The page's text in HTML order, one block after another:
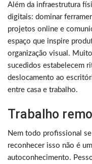
Além da infraestrutura
digitais: dominar
projetos online e
espaço que inspire
organização visual.
sucedidos estabelecem
deslocamento ao
entre casa e trabalho.
Trabalho
Nem todo profissional
reconhecer isso não é
autoconhecimento.